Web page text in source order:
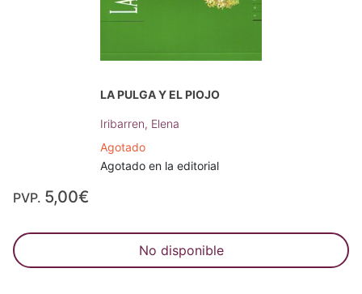
LA PULGA Y EL PIOJO
Iribarren, Elena
Agotado
Agotado en la editorial
PVP. 5,00€
No disponible